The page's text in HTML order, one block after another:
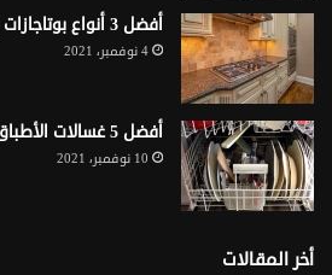
أفضل 3 أنواع بوتاجازات بلت إن
4 نوفمبر، 2021
أفضل 5 غسالات الأطباق
10 نوفمبر، 2021
أخر المقالات